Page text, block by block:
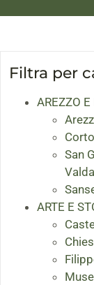
Filtra per
AREZZO
San
ARTE E